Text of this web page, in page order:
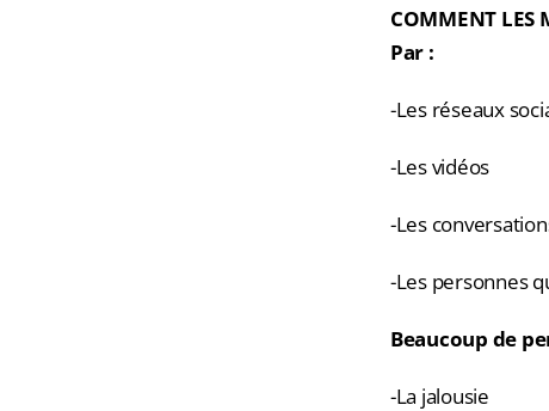
COMMENT LES
Par :
-Les réseaux
-Les vidéos
-Les
-Les personnes
Beaucoup de
-La jalousie